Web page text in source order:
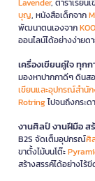
Lavender, ตำราเรียน
บุญ, หนังสือเด็กจาก
พัฒนาตนเองจาก
ออนไลน์ได้อย่างง่ายด
เครื่องเขียนคู่ใจ ทุก
มองหาปากกาดีๆ ดินส
เขียนและอุปกรณ์สำนั
Rotringไปจนถึงกระด
งานศิลป์ งานฝีมือ ส
B2S จัดเต็มอุปกรณ์ศิ
ขาตั้งไม้บนโต๊ะ
สร้างสรรค์ได้อย่างไร้